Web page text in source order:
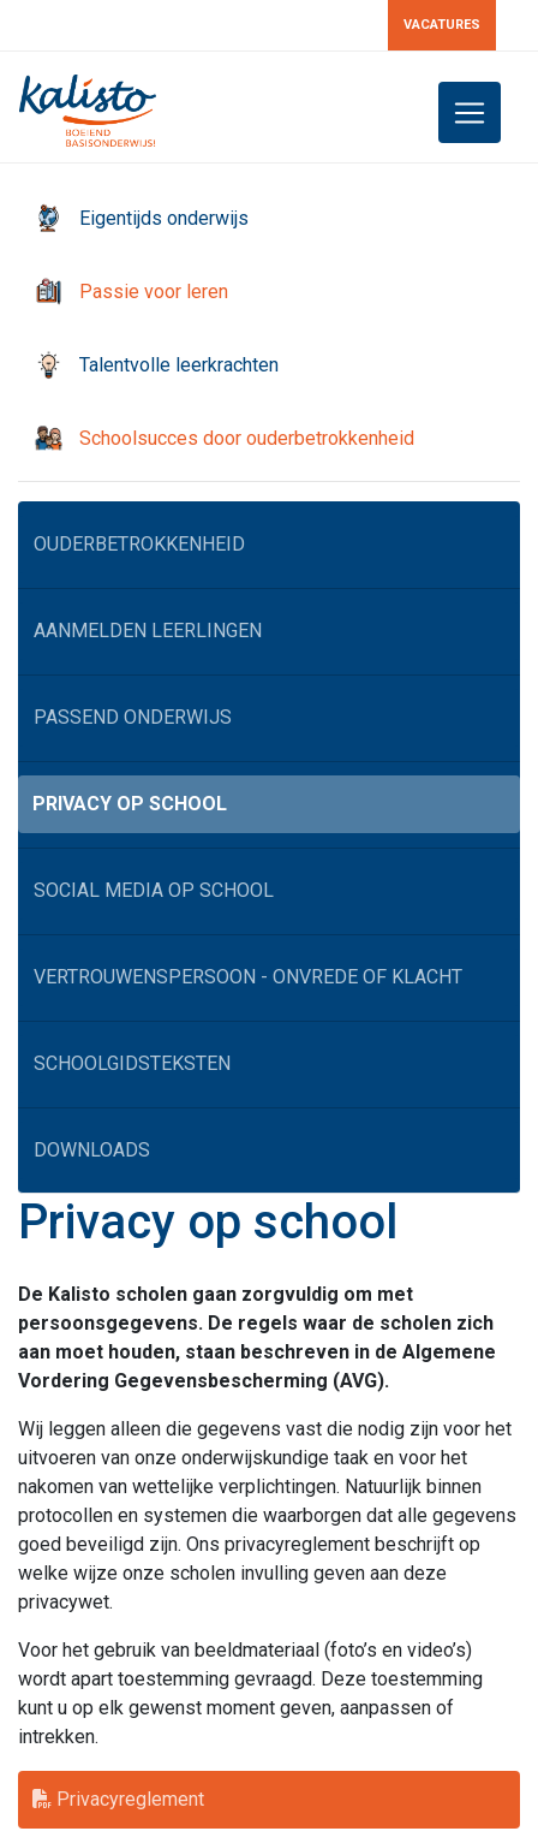
VACATURES
Toggle
Eigentijds onderwijs
Passie voor leren
Talentvolle leerkrachten
Schoolsucces door ouderbetrokkenheid
OUDERBETROKKENHEID
AANMELDEN LEERLINGEN
PASSEND ONDERWIJS
PRIVACY OP SCHOOL
SOCIAL MEDIA OP SCHOOL
VERTROUWENSPERSOON - ONVREDE OF KLACHT
SCHOOLGIDSTEKSTEN
DOWNLOADS
Privacy op school
De Kalisto scholen gaan zorgvuldig om met
persoonsgegevens. De regels waar de scholen zich
aan moet houden, staan beschreven in de Algemene
Vordering Gegevensbescherming (AVG).
Wij leggen alleen die gegevens vast die nodig zijn voor het
uitvoeren van onze onderwijskundige taak en voor het
nakomen van wettelijke verplichtingen. Natuurlijk binnen
protocollen en systemen die waarborgen dat alle gegevens
goed beveiligd zijn. Ons privacyreglement beschrijft op
welke wijze onze scholen invulling geven aan deze
privacywet.
Voor het gebruik van beeldmateriaal (foto’s en video’s)
wordt apart toestemming gevraagd. Deze toestemming
kunt u op elk gewenst moment geven, aanpassen of
intrekken.
Privacyreglement